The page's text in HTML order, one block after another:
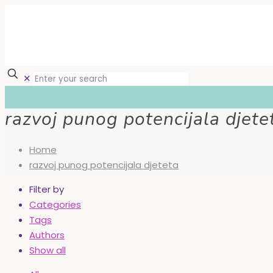
✕
razvoj punog potencijala
Home
razvoj punog potencijala djeteta
Filter by
Categories
Tags
Authors
Show all